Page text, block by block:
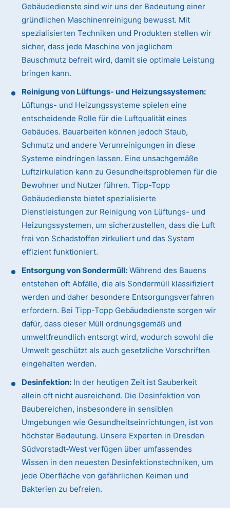
Gebäudedienste sind wir uns der Bedeutung einer
gründlichen Maschinenreinigung bewusst. Mit
spezialisierten Techniken und Produkten stellen wir
sicher, dass jede Maschine von jeglichem
Bauschmutz befreit wird, damit sie optimale Leistung
bringen kann.
Reinigung von Lüftungs- und Heizungssystemen:
Lüftungs- und Heizungssysteme spielen eine
entscheidende Rolle für die Luftqualität eines
Gebäudes. Bauarbeiten können jedoch Staub,
Schmutz und andere Verunreinigungen in diese
Systeme eindringen lassen. Eine unsachgemäße
Luftzirkulation kann zu Gesundheitsproblemen für die
Bewohner und Nutzer führen. Tipp-Topp
Gebäudedienste bietet spezialisierte
Dienstleistungen zur Reinigung von Lüftungs- und
Heizungssystemen, um sicherzustellen, dass die Luft
frei von Schadstoffen zirkuliert und das System
effizient funktioniert.
Entsorgung von Sondermüll: Während des Bauens
entstehen oft Abfälle, die als Sondermüll klassifiziert
werden und daher besondere Entsorgungsverfahren
erfordern. Bei Tipp-Topp Gebäudedienste sorgen wir
dafür, dass dieser Müll ordnungsgemäß und
umweltfreundlich entsorgt wird, wodurch sowohl die
Umwelt geschützt als auch gesetzliche Vorschriften
eingehalten werden.
Desinfektion: In der heutigen Zeit ist Sauberkeit
allein oft nicht ausreichend. Die Desinfektion von
Baubereichen, insbesondere in sensiblen
Umgebungen wie Gesundheitseinrichtungen, ist von
höchster Bedeutung. Unsere Experten in Dresden
Südvorstadt-West verfügen über umfassendes
Wissen in den neuesten Desinfektionstechniken, um
jede Oberfläche von gefährlichen Keimen und
Bakterien zu befreien.